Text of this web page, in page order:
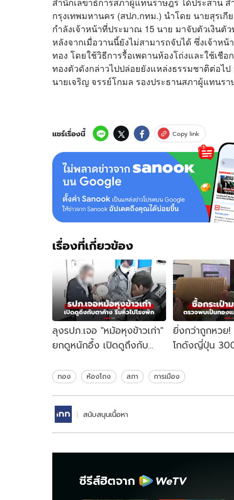
กรุงเทพมหานคร (สปภ.กทม.) นำโดย นายสุรเ
กำลังเจ้าหน้าที่ประมาณ 15 นาย มาจับตัวเงินตั
หลังจากเมื่อวานนี้ยังไม่สามารถจับได้ ซึ่งเจ้าหน้
ทอง โดยใช้วิธีการรื้อเพดานห้องโถ่งและใช้เชื
ทองตัวดังกล่าวไปปล่อยยังแหล่งธรรมชาติต่อไ
นายเจริญ จรรย์โกมล รองประธานสภาผู้แทนร
แชร์เรื่องนี้ Copy link
เรื่องที่เกี่ยวข้อง
ลุงรปภ.เจอ "หม้อหุงข้าวเก่า"
ยกดูหนักอึ้ง เปิดดูถึงกับ
ยิ่งกว่าถูกหวย!
โกดังญี่ปุ่น
ล้าน
ทอง ห้องโถง สภา การเมือง
สนับสนุนเนื้อหา
ซีรีส์ฮิตจาก